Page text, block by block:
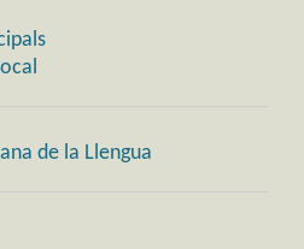
de la Llengua